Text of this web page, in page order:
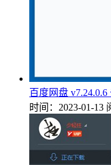
百度网盘
时间：2023-01-13